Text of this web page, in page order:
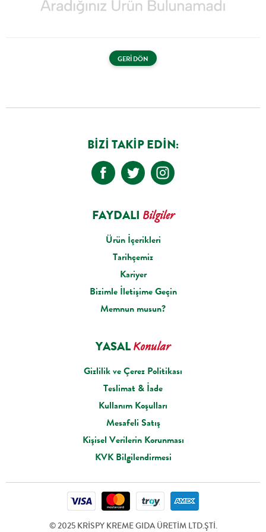
GERI DÖN
BIZI TAKIP EDIN:
FAYDALI Bilgiler
Ürün İçerikleri
Tarihçemiz
Kariyer
Bizimle İletişime Geçin
Memnun musun?
YASAL Konular
Gizlilik ve Çerez Politikası
Teslimat & İade
Kullanım Koşulları
Mesafeli Satış
Kişisel Verilerin Korunması
KVK Bilgilendirmesi
© 2025 KRİSPY KREME GIDA ÜRETİM LTD.ŞTİ.